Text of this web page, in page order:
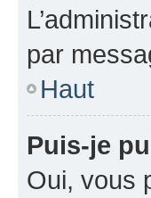
par
Haut
Puis-je
Oui, vous